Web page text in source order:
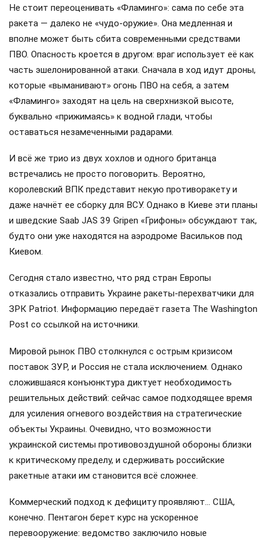
Не стоит переоценивать «Фламинго»: сама по себе эта
ракета — далеко не «чудо-оружие». Она медленная и
вполне может быть сбита современными средствами
ПВО. Опасность кроется в другом: враг использует её как
часть эшелонированной атаки. Сначала в ход идут дроны,
которые «выманивают» огонь ПВО на себя, а затем
«Фламинго» заходят на цель на сверхнизкой высоте,
буквально «прижимаясь» к водной глади, чтобы
оставаться незамеченными радарами.
И всё же трио из двух хохлов и одного британца
встречались не просто поговорить. Вероятно,
королевский ВПК представит некую противоракету и
даже начнёт ее сборку для ВСУ. Однако в Киеве эти планы
и шведские Saab JAS 39 Gripen «Грифоны» обсуждают так,
будто они уже находятся на аэродроме Васильков под
Киевом.
Сегодня стало известно, что ряд стран Европы
отказались отправить Украине ракеты-перехватчики для
ЗРК Patriot. Информацию передаёт газета The Washington
Post со ссылкой на источники.
Мировой рынок ПВО столкнулся с острым кризисом
поставок ЗУР, и Россия не стала исключением. Однако
сложившаяся конъюнктура диктует необходимость
решительных действий: сейчас самое подходящее время
для усиления огневого воздействия на стратегические
объекты Украины. Очевидно, что возможности
украинской системы противовоздушной обороны близки
к критическому пределу, и сдерживать российские
ракетные атаки им становится всё сложнее.
Коммерческий подход к дефициту проявляют… США,
конечно. Пентагон берет курс на ускоренное
перевооружение: ведомство заключило новые